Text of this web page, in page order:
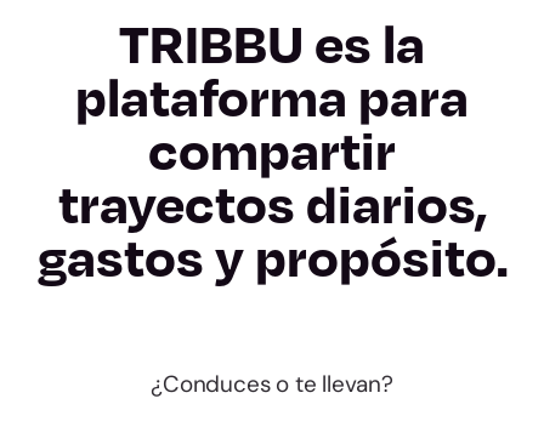
TRIBBU es la
plataforma para
compartir
trayectos diarios,
gastos y propósito.
¿Conduces o te llevan?